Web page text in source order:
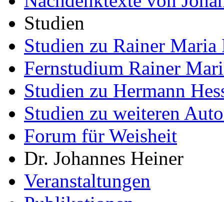
Studien
Studien zu Rainer Maria
Fernstudium Rainer
Studien zu Hermann
Studien zu weiteren
Forum für Weisheit
Dr. Johannes Heiner
Veranstaltungen